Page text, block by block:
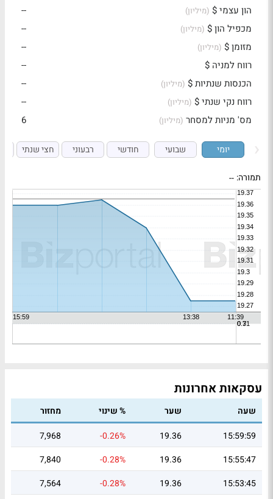
הון עצמי $ (מיליון)
--
מכפיל הון $ (מיליון)
--
מזומן $ (מיליון)
--
רווח למניה $
--
הכנסות שנתיות $ (מיליון)
--
רווח נקי שנתי $ (מיליון)
--
מס' מניות למסחר (מיליון) 6
יומי שבועי חודשי רבעוני חצי שנתי
תמורה: --
עסקאות אחרונות
שעה שער % שינוי
מחזור
15:59:59
19.36
-0.26%
7,968
15:55:47
19.36
-0.28%
7,840
15:53:45
19.36
-0.28%
7,564